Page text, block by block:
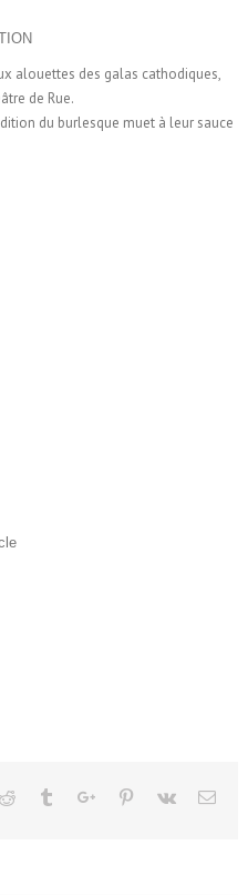
alouettes des galas cathodiques,
de Rue.
du burlesque muet à leur sauce
Reddit TumblrGoogle+Pinterest
Vk Email